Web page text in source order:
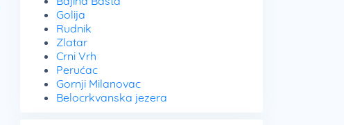
Golija
Rudnik
Zlatar
Crni Vrh
Perućac
Gornji Milanovac
Belocrkvanska jezera